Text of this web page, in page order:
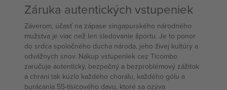
Záruka autentických vstupeniek
Záverom, účasť na zápase singapurského národného
mužstva je viac než len sledovanie športu. Je to ponor
do srdca spoločného ducha národa, jeho živej kultúry a
odvážnych snov. Nákup vstupeniek cez Ticombo
zaručuje autentický, bezpečný a bezproblémový zážitok
a chráni tak kúzlo každého chorálu, každého gólu a
burácania 55-tisícového davu, ktoré sa ozýva